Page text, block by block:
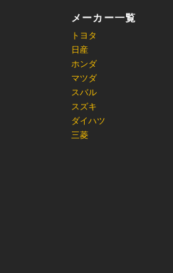
メーカー一覧
トヨタ
日産
ホンダ
マツダ
スバル
スズキ
ダイハツ
三菱